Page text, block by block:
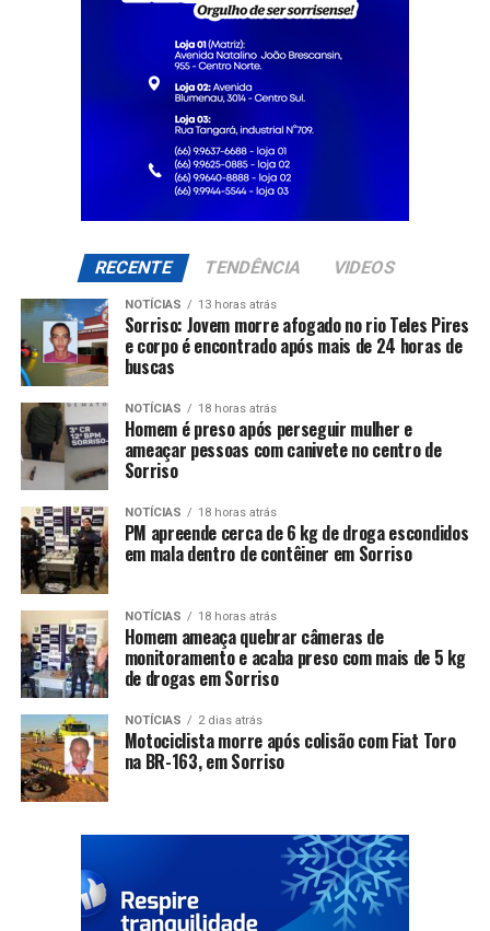
RECENTE TENDÊNCIA VIDEOS
NOTÍCIAS 13 horas atrás
Sorriso: Jovem morre afogado no rio Teles Pires
e corpo é encontrado após mais de 24 horas de
buscas
NOTÍCIAS 18 horas atrás
Homem é preso após perseguir mulher e
ameaçar pessoas com canivete no centro de
Sorriso
NOTÍCIAS 18 horas atrás
PM apreende cerca de 6 kg de droga escondidos
em mala dentro de contêiner em Sorriso
NOTÍCIAS 18 horas atrás
Homem ameaça quebrar câmeras de
monitoramento e acaba preso com mais de 5 kg
de drogas em Sorriso
NOTÍCIAS 2 dias atrás
Motociclista morre após colisão com Fiat Toro
na BR-163, em Sorriso